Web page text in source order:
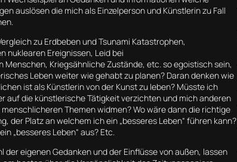
auslösen die mich als Einzelperson und Künstlerin zu Fall
zu Erdbeben und Tsunami Katastrophen,
nuklearen Ereignissen, Leid bei
Menschen, Kriegsähnliche Zustände, etc. so egoistisch sein,
Leben weiter wie gehabt zu planen? Daran denken wie
ist als Künstlerin von der Kunst zu leben? Müsste ich
auf die künstlerische Tätigkeit verzichten und mich anderen
Themen widmen? Wo wäre dann die richtige
der Platz an welchem ich ein „besseres Leben“ führen kann?
„besseres Leben“ aus? Etc.
der eigenen Gedanken und der Einflüsse von außen, lassen